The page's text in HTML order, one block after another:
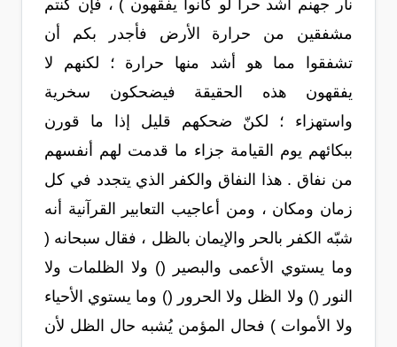
نار جهنم أشد حرا لو كانوا يفقهون ) ، فإن كنتم
مشفقين من حرارة الأرض فأجدر بكم أن
تشفقوا مما هو أشد منها حرارة ؛ لكنهم لا
يفقهون هذه الحقيقة فيضحكون سخرية
واستهزاء ؛ لكنّ ضحكهم قليل إذا ما قورن
ببكائهم يوم القيامة جزاء ما قدمت لهم أنفسهم
من نفاق . هذا النفاق والكفر الذي يتجدد في كل
زمان ومكان ، ومن أعاجيب التعابير القرآنية أنه
شبّه الكفر بالحر والإيمان بالظل ، فقال سبحانه (
وما يستوي الأعمى والبصير () ولا الظلمات ولا
النور () ولا الظل ولا الحرور () وما يستوي الأحياء
ولا الأموات ) فحال المؤمن يُشبه حال الظل لأن